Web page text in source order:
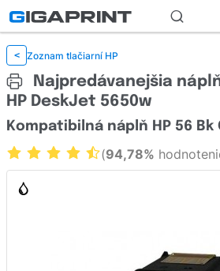
< Zoznam tlačiarní HP
Najpredávanejšia
HP DeskJet 5650w
Kompatibilná náplň HP 56 Bk
(94,78%